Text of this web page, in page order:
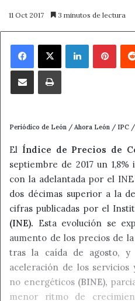
11 Oct 2017 3 minutos de lectura
Facebook
X LinkedIn
Compartir por correo electrónicoImprimir
Periódico de León / Ahora León / IPC
El Índice de Precios de
septiembre de 2017 un
con la adelantada por el
dos décimas superior a la
cifras publicadas por el
(INE). Esta evolución se
aumento de los precios de
tras la caída de agosto,
aceleración de los
no energéticos (BINE),
menor ritmo de